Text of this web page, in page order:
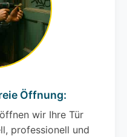
Öffnung:
wir Ihre Tür
professionell und